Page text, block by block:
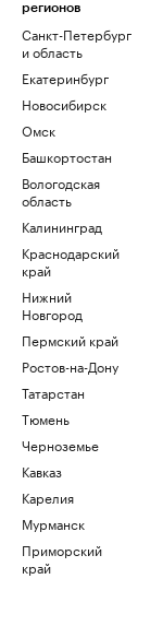
регионов
Санкт-Петербург
и область
Екатеринбург
Новосибирск
Омск
Башкортостан
Вологодская
область
Калининград
Краснодарский
край
Нижний
Новгород
Пермский край
Ростов-на-Дону
Татарстан
Тюмень
Черноземье
Кавказ
Карелия
Мурманск
Приморский
край